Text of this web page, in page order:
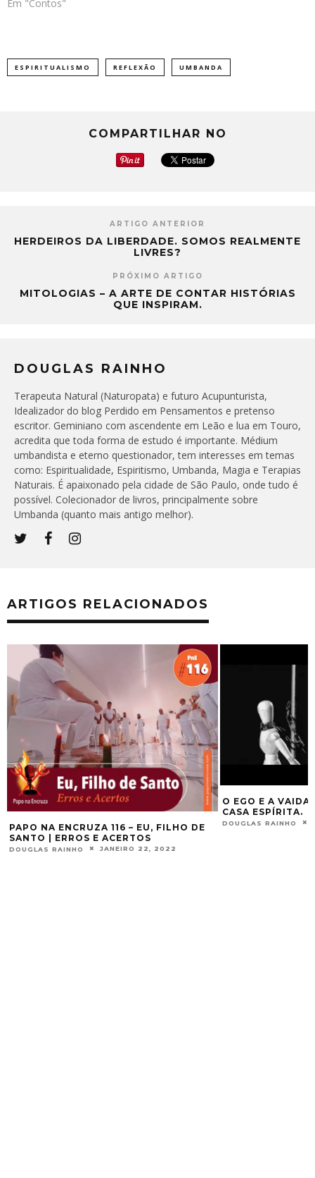
Em "Contos"
ESPIRITUALISMO REFLEXÃO UMBANDA
COMPARTILHAR NO
ARTIGO ANTERIOR
HERDEIROS DA LIBERDADE. SOMOS REALMENTE
LIVRES?
PRÓXIMO ARTIGO
MITOLOGIAS – A ARTE DE CONTAR HISTÓRIAS
QUE INSPIRAM.
DOUGLAS RAINHO
Terapeuta Natural (Naturopata) e futuro Acupunturista,
Idealizador do blog Perdido em Pensamentos e pretenso
escritor. Geminiano com ascendente em Leão e lua em Touro,
acredita que toda forma de estudo é importante. Médium
umbandista e eterno questionador, tem interesses em temas
como: Espiritualidade, Espiritismo, Umbanda, Magia e Terapias
Naturais. É apaixonado pela cidade de São Paulo, onde tudo é
possível. Colecionador de livros, principalmente sobre
Umbanda (quanto mais antigo melhor).
ARTIGOS RELACIONADOS
PAPO NA ENCRUZA 116 – EU, FILHO DE
SANTO | ERROS E ACERTOS
DOUGLAS RAINHO JANEIRO 22, 2022
O EGO E A
CASA ESPÍRITA.
DOUGLAS RAINHO